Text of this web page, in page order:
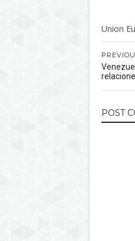
Union
POST